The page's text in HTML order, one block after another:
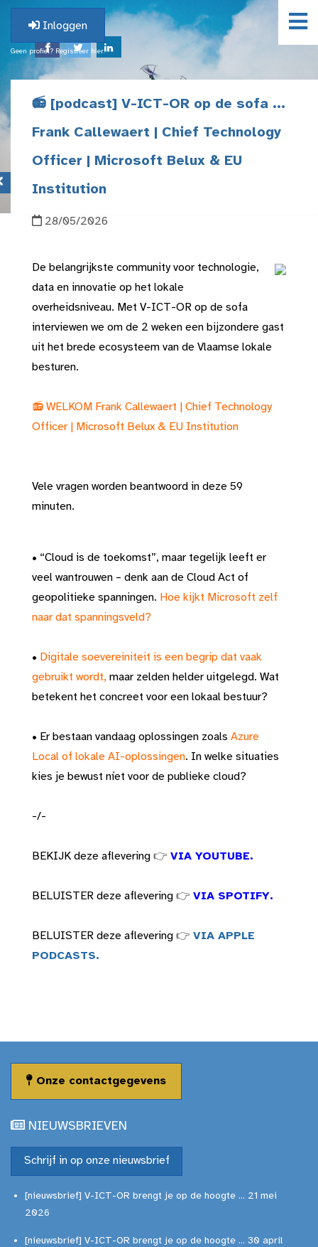
Inloggen
Geen profiel? Registreer hier.
📻 [podcast] V-ICT-OR op de sofa ...
Frank Callewaert | Chief Technology
Officer | Microsoft Belux & EU
Institution
28/05/2026
De belangrijkste community voor technologie,
data en innovatie op het lokale
overheidsniveau. Met V-ICT-OR op de sofa
interviewen we om de 2 weken een bijzondere gast
uit het brede ecosysteem van de Vlaamse lokale
besturen.
📻 WELKOM Frank Callewaert | Chief Technology
Officer | Microsoft Belux & EU Institution
Vele vragen worden beantwoord in deze 59
minuten.
• “Cloud is de toekomst”, maar tegelijk leeft er
veel wantrouwen – denk aan de Cloud Act of
geopolitieke spanningen. Hoe kijkt Microsoft zelf
naar dat spanningsveld?
• Digitale soevereiniteit is een begrip dat vaak
gebruikt wordt, maar zelden helder uitgelegd. Wat
betekent het concreet voor een lokaal bestuur?
• Er bestaan vandaag oplossingen zoals Azure
Local of lokale AI-oplossingen. In welke situaties
kies je bewust níet voor de publieke cloud?
-/-
BEKIJK deze aflevering 👉 VIA YOUTUBE.
BELUISTER deze aflevering 👉 VIA SPOTIFY.
BELUISTER deze aflevering 👉 VIA APPLE
PODCASTS.
Onze contactgegevens
NIEUWSBRIEVEN
Schrijf in op onze nieuwsbrief
[nieuwsbrief] V-ICT-OR brengt je op de hoogte ... 21 mei
2026
[nieuwsbrief] V-ICT-OR brengt je op de hoogte ... 30 april